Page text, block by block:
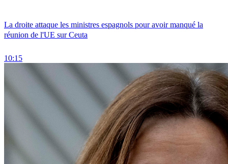
La droite attaque les ministres espagnols pour avoir manqué la
réunion de l'UE sur Ceuta
10:15